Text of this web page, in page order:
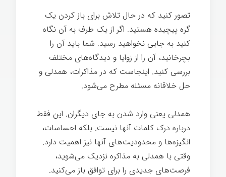
تصور کنید که در حال تلاش برای باز کردن یک
گره پیچیده هستید. اگر از یک طرف به آن نگاه
کنید به جایی نخواهید رسید. شما باید آن را
بچرخانید، آن را از زوایا و دیدگاه‌های مختلف
بررسی کنید. اینجاست که در مذاکرات، همدلی و
حل خلاقانه مسئله مطرح می‌شود.
همدلی یعنی وارد شدن به جای دیگران. این فقط
درباره درک کلمات آنها نیست. بلکه احساسات،
انگیزه‌ها و محدودیت‌های آنها نیز اهمیت دارد.
وقتی با همدلی به مذاکره نزدیک می‌شوید،
فرصت‌های جدیدی را برای توافق باز می‌کنید.